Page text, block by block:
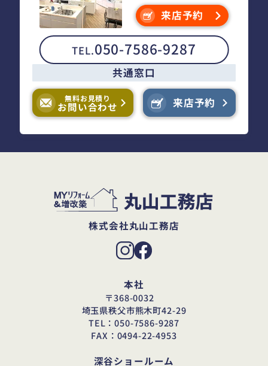
来店予約
TEL.050-7586-9287
共通窓口
来店予約
無料お見積り
お問い合わせ
株式会社丸山工務店
本社
〒368-0032
埼玉県秩父市熊木町42-29
TEL：050-7586-9287
FAX：0494-22-4953
深谷ショールーム